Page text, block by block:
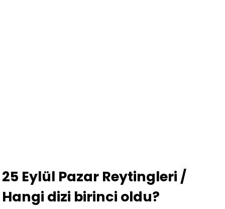
25 Eylül Pazar Reytingleri /
Hangi dizi birinci oldu?